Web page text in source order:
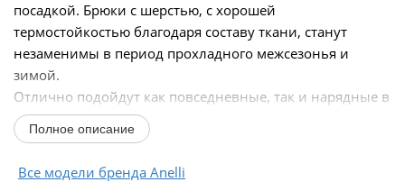
посадкой. Брюки с шерстью, с хорошей
термостойкостью благодаря составу ткани, станут
незаменимы в период прохладного межсезонья и
зимой.
Отлично подойдут как повседневные, так и нарядные в
комбинации с жакетом или блузой.
По верху брюк притачной...
Полное описание
Все модели бренда Anelli